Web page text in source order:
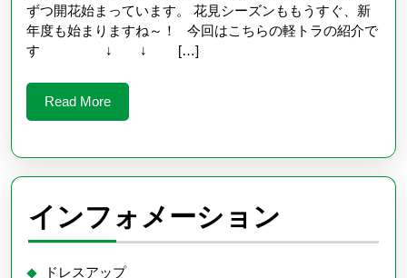
日
ずつ開花始まっています。 花見シーズンももうすぐ、新
年度も始まりますね～！ 今回はこちらの軽トラの紹介で
す ↓ ↓ […]
Read MoreRead
More
インフォメーション
ドレスアップ